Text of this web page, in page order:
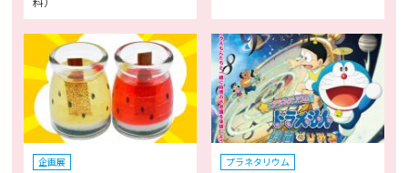
企画展 プラネタリウム